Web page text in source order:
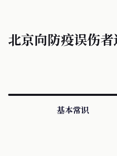
北京向防疫误伤
基本常识